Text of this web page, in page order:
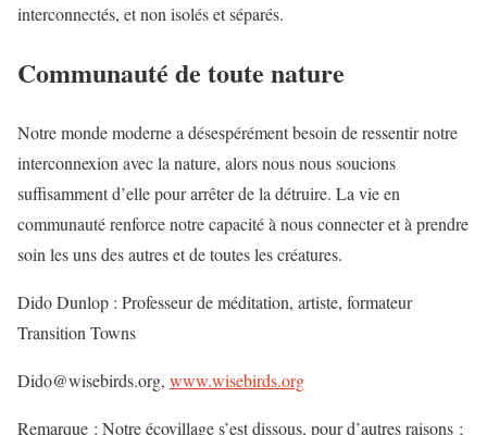
interconnectés, et non isolés et séparés.
Communauté de toute nature
Notre monde moderne a désespérément besoin de ressentir notre
interconnexion avec la nature, alors nous nous soucions
suffisamment d’elle pour arrêter de la détruire. La vie en
communauté renforce notre capacité à nous connecter et à prendre
soin les uns des autres et de toutes les créatures.
Dido Dunlop : Professeur de méditation, artiste, formateur
Transition Towns
Dido@wisebirds.org, www.wisebirds.org
Remarque : Notre écovillage s’est dissous, pour d’autres raisons ;